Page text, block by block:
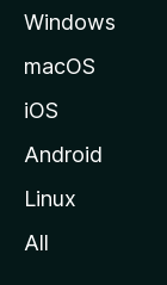
Windows
macOS
iOS
Android
Linux
All